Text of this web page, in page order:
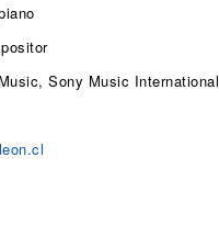
Sony Music International